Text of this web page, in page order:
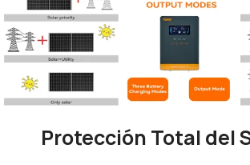
Protección Total del